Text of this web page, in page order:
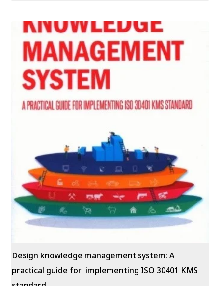
Design knowledge management system: A
practical guide for implementing ISO 30401 KMS